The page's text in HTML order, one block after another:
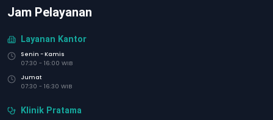
Jam Pelayanan
Layanan Kantor
Senin - Kamis
07:30 - 16:00 WIB
Jumat
07:30 - 16:30 WIB
Klinik Pratama